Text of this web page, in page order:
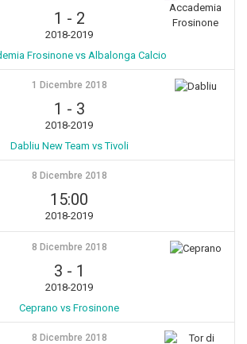
1 - 2
2018-2019
Frosinone vs Albalonga Calcio
1 Dicembre 2018
1 - 3
2018-2019
Dabliu New Team vs Tivoli
8 Dicembre 2018
15:00
2018-2019
8 Dicembre 2018
3 - 1
2018-2019
Ceprano vs Frosinone
8 Dicembre 2018